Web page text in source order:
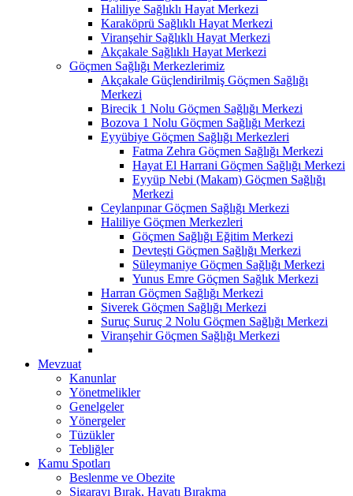
Haliliye Sağlıklı Hayat Merkezi
Karaköprü Sağlıklı Hayat Merkezi
Viranşehir Sağlıklı Hayat Merkezi
Akçakale Sağlıklı Hayat Merkezi
Göçmen Sağlığı Merkezlerimiz
Akçakale Güçlendirilmiş Göçmen Sağlığı
Merkezi
Birecik 1 Nolu Göçmen Sağlığı Merkezi
Bozova 1 Nolu Göçmen Sağlığı Merkezi
Eyyübiye Göçmen Sağlığı Merkezleri
Fatma Zehra Göçmen Sağlığı Merkezi
Hayat El Harrani Göçmen Sağlığı Merkezi
Eyyüp Nebi (Makam) Göçmen Sağlığı
Merkezi
Ceylanpınar Göçmen Sağlığı Merkezi
Haliliye Göçmen Merkezleri
Göçmen Sağlığı Eğitim Merkezi
Devteşti Göçmen Sağlığı Merkezi
Süleymaniye Göçmen Sağlığı Merkezi
Yunus Emre Göçmen Sağlık Merkezi
Harran Göçmen Sağlığı Merkezi
Siverek Göçmen Sağlığı Merkezi
Suruç Suruç 2 Nolu Göçmen Sağlığı Merkezi
Viranşehir Göçmen Sağlığı Merkezi
Mevzuat
Kanunlar
Yönetmelikler
Genelgeler
Yönergeler
Tüzükler
Tebliğler
Kamu Spotları
Beslenme ve Obezite
Sigarayı Bırak, Hayatı Bırakma